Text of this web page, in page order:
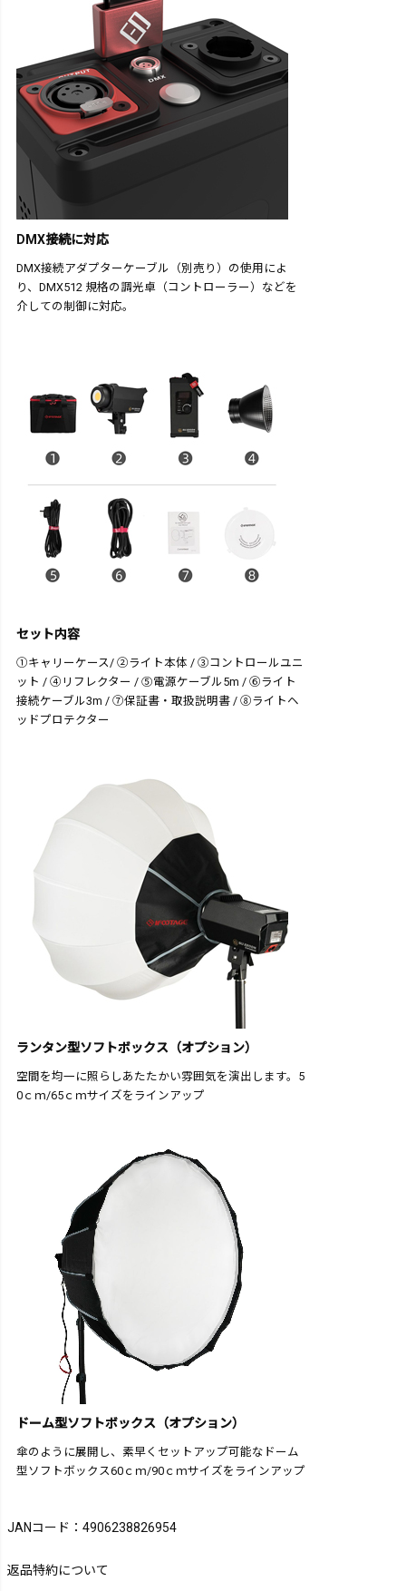
DMX接続に対応
DMX接続アダプターケーブル（別売り）の使用によ
り、DMX512 規格の調光卓（コントローラー）などを
介しての制御に対応。
セット内容
①キャリーケース/ ②ライト本体 / ③コントロールユニ
ット / ④リフレクター / ⑤電源ケーブル5m / ⑥ライト
接続ケーブル3m / ⑦保証書・取扱説明書 / ⑧ライトヘ
ッドプロテクター
ランタン型ソフトボックス（オプション）
空間を均一に照らしあたたかい雰囲気を演出します。5
0ｃｍ/65ｃｍサイズをラインアップ
ドーム型ソフトボックス（オプション）
傘のように展開し、素早くセットアップ可能なドーム
型ソフトボックス60ｃｍ/90ｃｍサイズをラインアップ
JANコード：4906238826954
返品特約について